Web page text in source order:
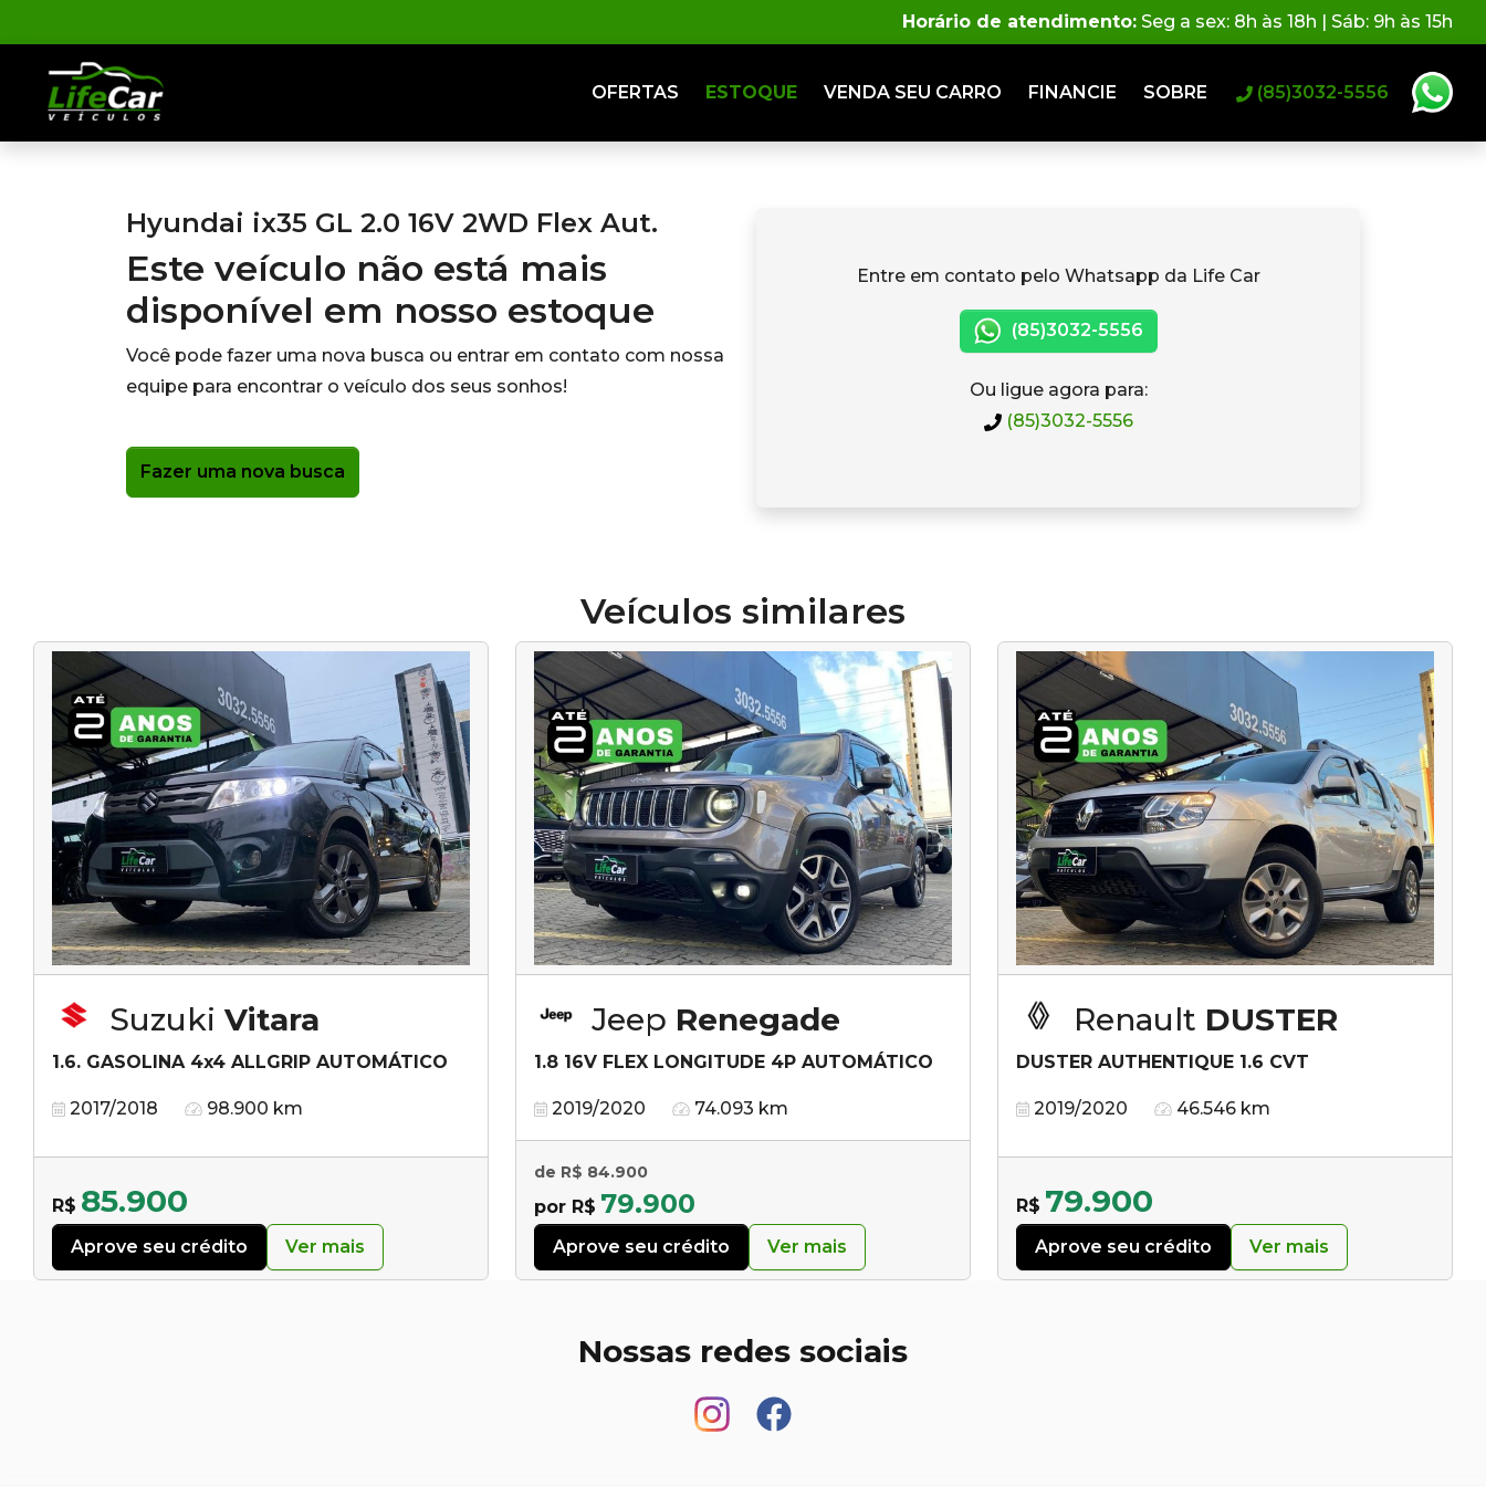
Horário de atendimento: Seg a sex: 8h às 18h | Sáb: 9h às 15h
OFERTAS ESTOQUE VENDA SEU CARRO FINANCIE SOBRE (85)3032-5556
Hyundai ix35 GL 2.0 16V 2WD Flex Aut.
Este veículo não está mais
disponível em nosso estoque
Você pode fazer uma nova busca ou entrar em contato com nossa
equipe para encontrar o veículo dos seus sonhos!
Fazer uma nova busca
Entre em contato pelo Whatsapp da Life Car
(85)3032-5556
Ou ligue agora para:
(85)3032-5556
Veículos similares
Suzuki Vitara
1.6. GASOLINA 4x4 ALLGRIP AUTOMÁTICO
2017/2018 98.900 km
R$ 85.900
Aprove seu crédito Ver mais
Jeep Renegade
1.8 16V FLEX LONGITUDE 4P AUTOMÁTICO
2019/2020 74.093 km
de R$ 84.900
por R$ 79.900
Aprove seu crédito Ver mais
Renault DUSTER
DUSTER AUTHENTIQUE 1.6 CVT
2019/2020 46.546 km
R$ 79.900
Aprove seu crédito Ver mais
Nossas redes sociais